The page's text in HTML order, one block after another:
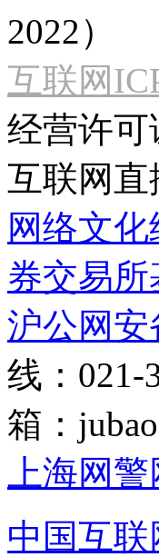
2022）
互联网
经营许可
互联网直
网络文
券交易
沪公网安
线：021-
箱：
上海网
中国互联